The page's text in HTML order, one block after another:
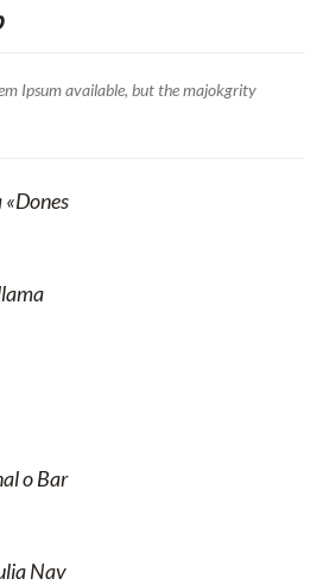
Ipsum available, but the majokgrity
o Bar
Nav